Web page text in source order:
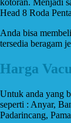
Head 8 Roda
Anda bisa
tersedia beragam
Harga
Untuk anda yang
seperti : Anyar,
Padarincang,